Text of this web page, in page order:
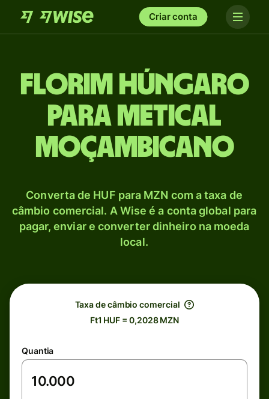
Criar conta
Florim húngaro
para Metical
moçambicano
Converta de HUF para MZN com a taxa de
câmbio comercial. A Wise é a conta global para
pagar, enviar e converter dinheiro na moeda
local.
Taxa de câmbio comercial
Ft1 HUF = 0,2028 MZN
Quantia